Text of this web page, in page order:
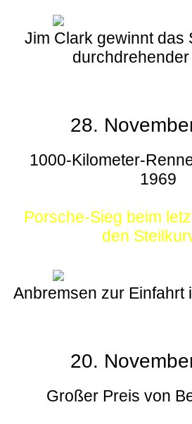
Jim Clark gewinnt das
28.
1000-Kilometer-
1969
Porsche-Sieg beim
den
Anbremsen zur Einfahrt
20.
Großer Preis von